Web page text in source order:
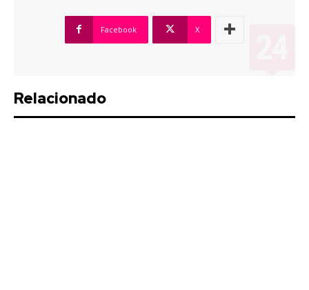
Facebook X
Relacionado